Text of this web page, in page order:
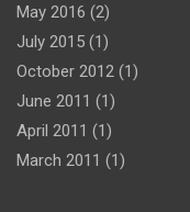
May 2016 (2)
July 2015 (1)
October 2012 (1)
June 2011 (1)
April 2011 (1)
March 2011 (1)